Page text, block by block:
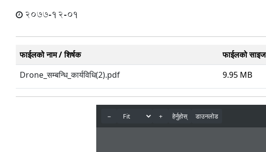
2077-12-01
फाईलको नाम / शिर्षक फाईलको साइज
Drone_सम्बन्धि_कार्यविधि(2).pdf
9.95 MB